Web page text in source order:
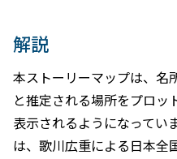
解説
本ストーリーマップは、名
と推定される場所をプロッ
表示されるようになってい
は、歌川広重による日本全